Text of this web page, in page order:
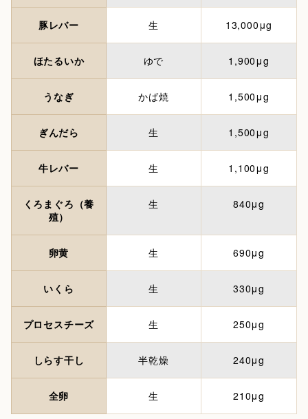
豚レバー 生 13,000μg
ほたるいか ゆで 1,900μg
うなぎ かば焼 1,500μg
ぎんだら 生 1,500μg
牛レバー 生 1,100μg
くろまぐろ（養
殖）
生 840μg
卵黄 生 690μg
いくら 生 330μg
プロセスチーズ 生 250μg
しらす干し 半乾燥 240μg
全卵 生 210μg